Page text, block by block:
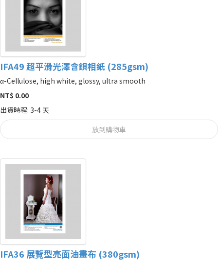
IFA49 超平滑光澤含鋇相紙 (285gsm)
α-Cellulose, high white, glossy, ultra smooth
NT$ 0.00
出貨時程: 3-4 天
放到購物車
IFA36 展覽型亮面油畫布 (380gsm)